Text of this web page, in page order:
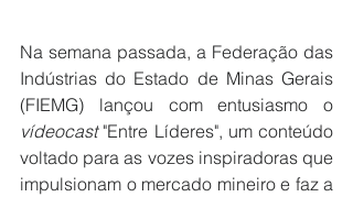
Na semana passada, a Federação das
Indústrias do Estado de Minas Gerais
vídeocast "Entre Líderes", um conteúdo
voltado para as vozes inspiradoras que
impulsionam o mercado mineiro e faz a